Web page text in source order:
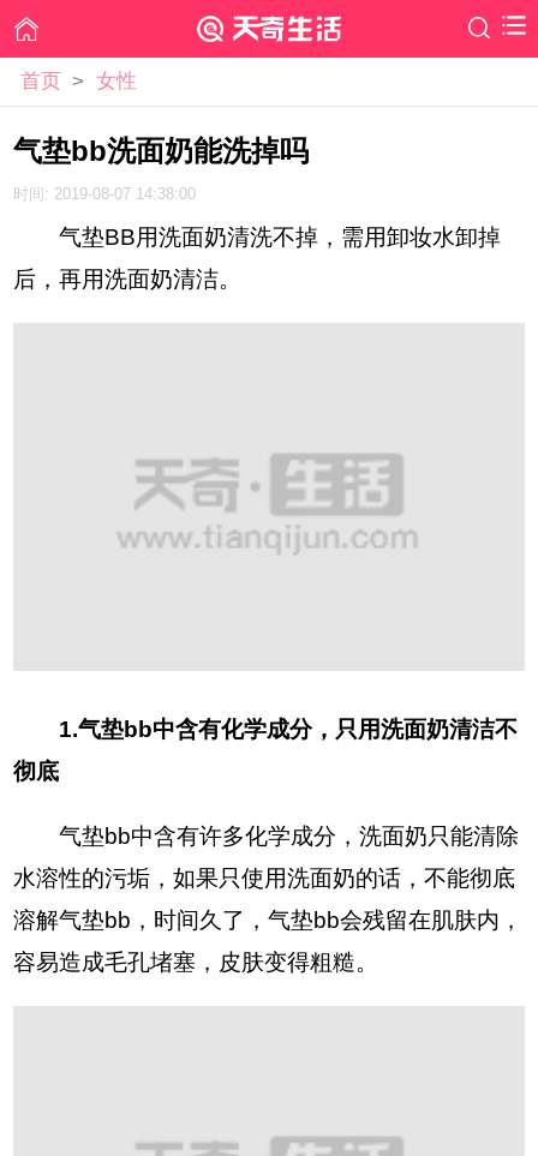
首页 > 女性
气垫bb洗面奶能洗掉吗
时间: 2019-08-07 14:38:00
气垫BB用洗面奶清洗不掉，需用卸妆水卸掉
后，再用洗面奶清洁。
1.气垫bb中含有化学成分，只用洗面奶清洁不
彻底
气垫bb中含有许多化学成分，洗面奶只能清除
水溶性的污垢，如果只使用洗面奶的话，不能彻底
溶解气垫bb，时间久了，气垫bb会残留在肌肤内，
容易造成毛孔堵塞，皮肤变得粗糙。